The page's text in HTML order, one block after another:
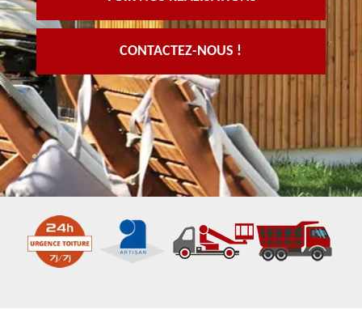
CONTACTEZ-NOUS !